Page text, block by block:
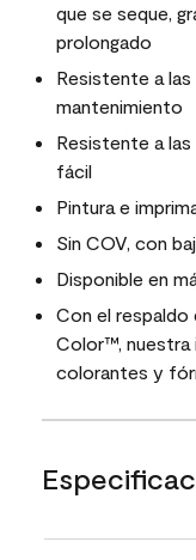
que se seque,
prolongado
Resistente a las
mantenimiento
Resistente a las
fácil
Pintura e
Sin COV, con
Disponible en
Con el respaldo
Color™, nuestra
colorantes y